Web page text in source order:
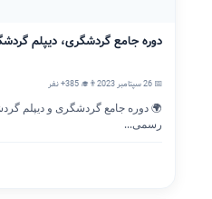
دوره جامع گردشگری، دیپلم
📅 26 سپتامبر 2023
👨‍🎓 385+ نفر
🌍 دوره جامع گردشگری و دیپلم
رسمی...